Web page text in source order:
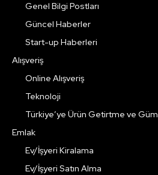
Genel Bilgi Postları
Güncel Haberler
Start-up Haberleri
Alışveriş
Online Alışveriş
Teknoloji
Türkiye’ye Ürün Getirtme ve
Emlak
Ev/İşyeri Kiralama
Ev/İşyeri Satın Alma